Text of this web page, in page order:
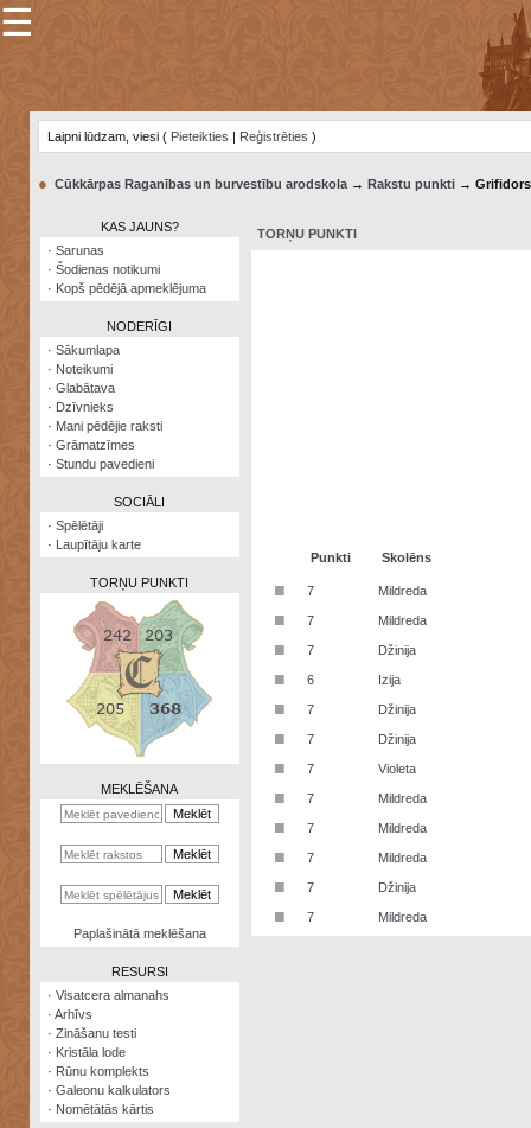
×
Šodienas
notikumi
Visatcera
almanahs
Arhīvs
Zināšanu
kalkulators
Nomētātās
☰
Laipni lūdzam, viesi ( Pieteikties | Reģistrēties )
● Cūkkārpas Raganības un burvestību arodskola→ Rakstu punkti→ Grifidors
KAS JAUNS?
· Sarunas
· Šodienas notikumi
· Kopš pēdējā apmeklējuma
NODERĪGI
· Sākumlapa
· Noteikumi
· Glabātava
· Dzīvnieks
· Mani pēdējie raksti
· Grāmatzīmes
· Stundu pavedieni
SOCIĀLI
· Spēlētāji
· Laupītāju karte
TORŅU PUNKTI
MEKLĒŠANA
Paplašinātā meklēšana
RESURSI
· Visatcera almanahs
· Arhīvs
· Zināšanu testi
· Kristāla lode
· Rūnu komplekts
· Galeonu kalkulators
· Nomētātās kārtis
TORŅU PUNKTI
Punkti Skolēns
■ 7 Mildreda
■ 7 Mildreda
■ 7 Džinija
■ 6 Izija
■ 7 Džinija
■ 7 Džinija
■ 7 Violeta
■ 7 Mildreda
■ 7 Mildreda
■ 7 Mildreda
■ 7 Džinija
■ 7 Mildreda